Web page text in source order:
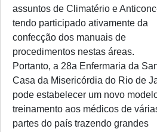
assuntos de Climatério e
tendo participado ativamente da
confecção dos manuais de
procedimentos nestas áreas.
Portanto, a 28a Enfermaria da
Casa da Misericórdia do Rio de
pode estabelecer um novo
treinamento aos médicos de
partes do país trazendo grandes